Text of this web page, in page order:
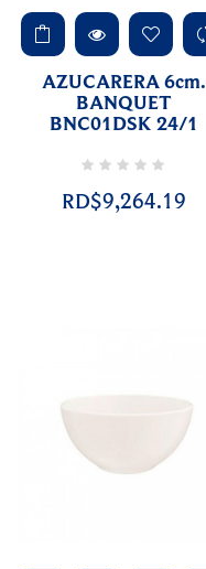
AZUCARERA 6cm.
BANQUET
BNC01DSK 24/1
RD$9,264.19